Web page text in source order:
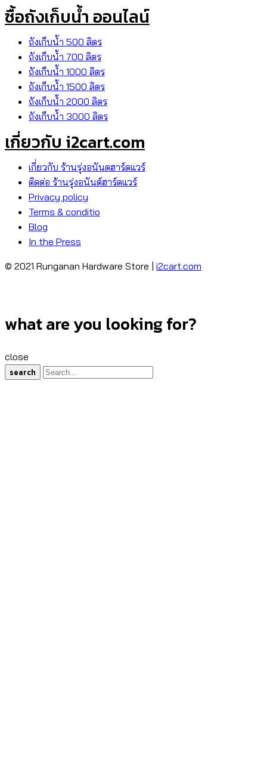
ซื้อถังเก็บน้ำ ออนไลน์
ถังเก็บน้ำ 500 ลิตร
ถังเก็บน้ำ 700 ลิตร
ถังเก็บน้ำ 1000 ลิตร
ถังเก็บน้ำ 1500 ลิตร
ถังเก็บน้ำ 2000 ลิตร
ถังเก็บน้ำ 3000 ลิตร
เกี่ยวกับ i2cart.com
เกี่ยวกับ ร้านรุ่งอนันตฮาร์ดแวร์
ติดต่อ ร้านรุ่งอนันต์ฮาร์ดแวร์
Privacy policy
Terms & conditio
Blog
In the Press
© 2021 Runganan Hardware Store | i2cart.com
what are you looking for?
close
search